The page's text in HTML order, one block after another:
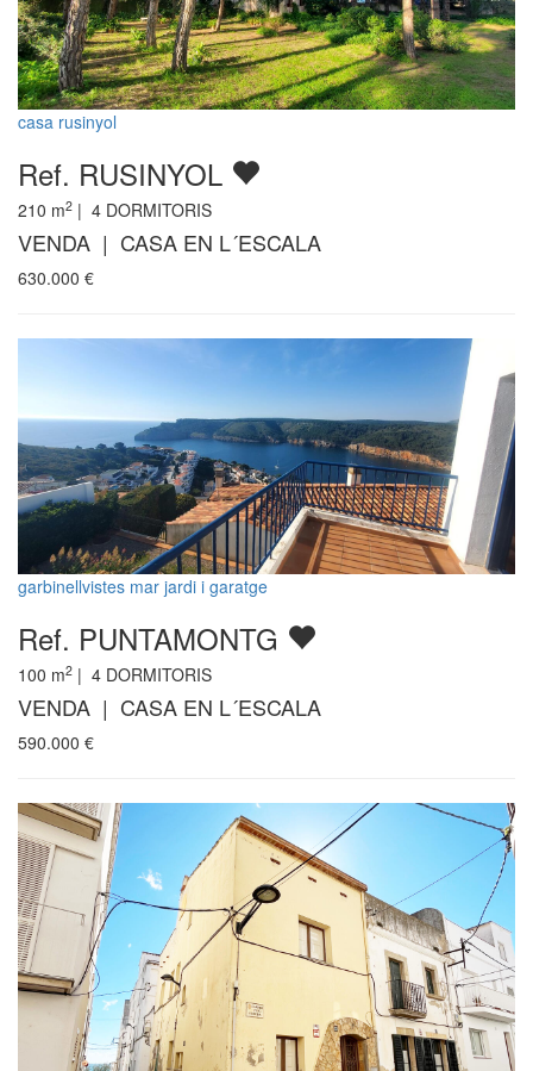
casa rusinyol
Ref. RUSINYOL
210 m2 | 4 DORMITORIS
VENDA | CASA EN L´ESCALA
630.000 €
garbinellvistes mar jardi i garatge
Ref. PUNTAMONTG
100 m2 | 4 DORMITORIS
VENDA | CASA EN L´ESCALA
590.000 €